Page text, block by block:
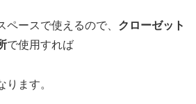
ペースで使えるので、 クローゼット
で使用すれば
ります。